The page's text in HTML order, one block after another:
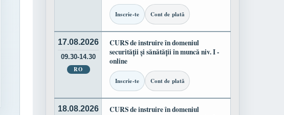
Inscrie-te Cont de plată
17.08.2026
09.30-14.30
RO
CURS de instruire în domeniul
securității și sănătății în muncă niv. I -
online
Inscrie-te Cont de plată
18.08.2026
CURS de instruire în domeniul